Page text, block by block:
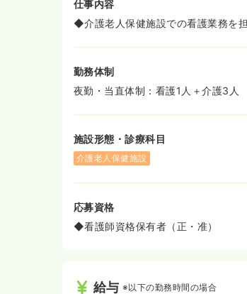
仕事内容
◆介護老人保健施設での看護業務を
勤務体制
夜勤・当直体制：看護1人＋介護3人
施設形態・診療科目
介護老人保健施設
応募資格
◆看護師資格保有者（正・准）
給与 ※以下の勤務時間の場合